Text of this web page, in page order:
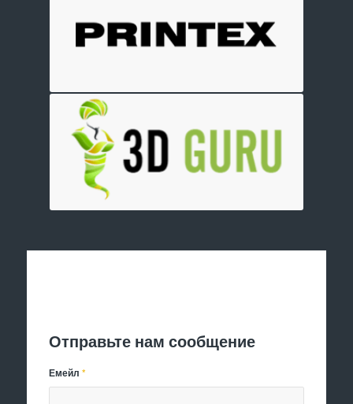
Отправьте нам сообщение
Емейл*